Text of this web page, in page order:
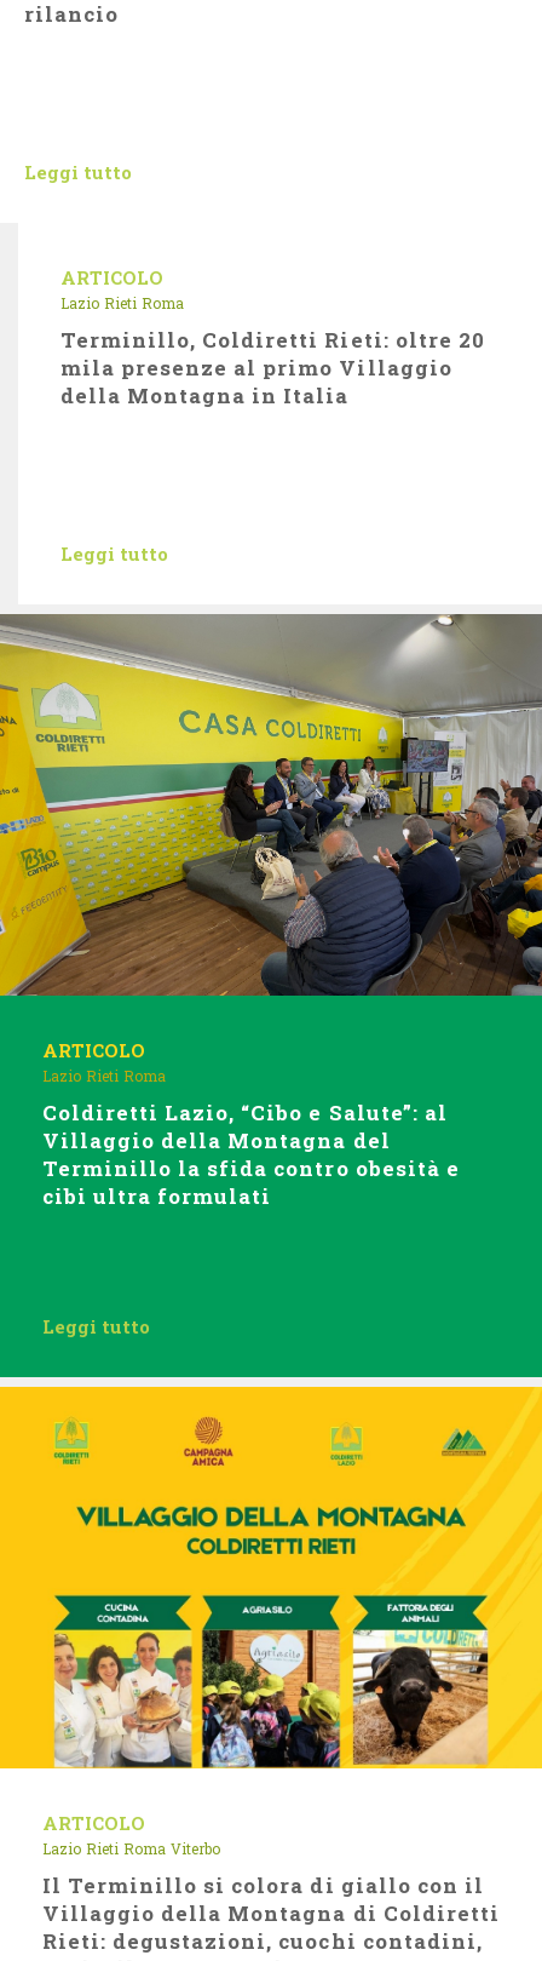
rilancio
Leggi tutto
ARTICOLO
Lazio Rieti Roma
Terminillo, Coldiretti Rieti: oltre 20
mila presenze al primo Villaggio
della Montagna in Italia
Leggi tutto
ARTICOLO
Lazio Rieti Roma
Coldiretti Lazio, “Cibo e Salute”: al
Villaggio della Montagna del
Terminillo la sfida contro obesità e
cibi ultra formulati
Leggi tutto
ARTICOLO
Lazio Rieti Roma Viterbo
Il Terminillo si colora di giallo con il
Villaggio della Montagna di Coldiretti
Rieti: degustazioni, cuochi contadini,